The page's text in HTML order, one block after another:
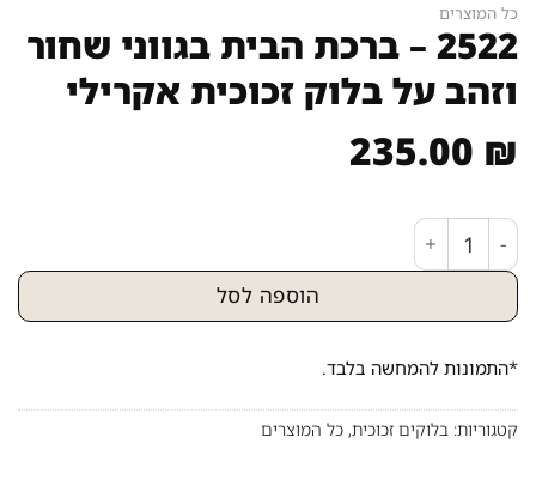
כל המוצרים
2522 – ברכת הבית בגווני שחור
וזהב על בלוק זכוכית אקרילי
235.00 ₪
כמות של 2522 – ברכת הבית בגווני שחור וזהב על בלוק זכוכית אקרילי
הוספה לסל
*התמונות להמחשה בלבד.
קטגוריות: בלוקים זכוכית, כל המוצרים